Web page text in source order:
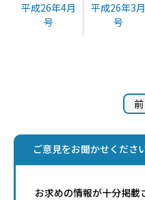
平成26年4月
号
平成26年3月
号
ご意見をお聞かせくださ
お求めの情報が十分掲載